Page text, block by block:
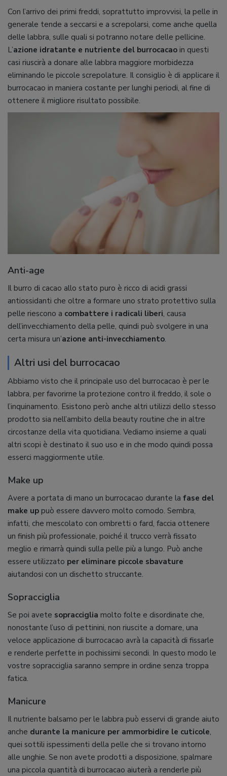
Con l’arrivo dei primi freddi, soprattutto improvvisi, la pelle in
generale tende a seccarsi e a screpolarsi, come anche quella
delle labbra, sulle quali si potranno notare delle pellicine.
L’azione idratante e nutriente del burrocacao in questi
casi riuscirà a donare alle labbra maggiore morbidezza
eliminando le piccole screpolature. Il consiglio è di applicare il
burrocacao in maniera costante per lunghi periodi, al fine di
ottenere il migliore risultato possibile.
Anti-age
Il burro di cacao allo stato puro è ricco di acidi grassi
antiossidanti che oltre a formare uno strato protettivo sulla
pelle riescono a combattere i radicali liberi, causa
dell’invecchiamento della pelle, quindi può svolgere in una
certa misura un’azione anti-invecchiamento.
Altri usi del burrocacao
Abbiamo visto che il principale uso del burrocacao è per le
labbra, per favorirne la protezione contro il freddo, il sole o
l’inquinamento. Esistono però anche altri utilizzi dello stesso
prodotto sia nell’ambito della beauty routine che in altre
circostanze della vita quotidiana. Vediamo insieme a quali
altri scopi è destinato il suo uso e in che modo quindi possa
esserci maggiormente utile.
Make up
Avere a portata di mano un burrocacao durante la fase del
make up può essere davvero molto comodo. Sembra,
infatti, che mescolato con ombretti o fard, faccia ottenere
un finish più professionale, poiché il trucco verrà fissato
meglio e rimarrà quindi sulla pelle più a lungo. Può anche
essere utilizzato per eliminare piccole sbavature
aiutandosi con un dischetto struccante.
Sopracciglia
Se poi avete sopracciglia molto folte e disordinate che,
nonostante l’uso di pettinini, non riuscite a domare, una
veloce applicazione di burrocacao avrà la capacità di fissarle
e renderle perfette in pochissimi secondi. In questo modo le
vostre sopracciglia saranno sempre in ordine senza troppa
fatica.
Manicure
Il nutriente balsamo per le labbra può esservi di grande aiuto
anche durante la manicure per ammorbidire le cuticole,
quei sottili ispessimenti della pelle che si trovano intorno
alle unghie. Se non avete prodotti a disposizione, spalmare
una piccola quantità di burrocacao aiuterà a renderle più